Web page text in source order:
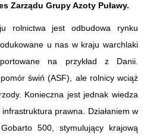
Zarządu Grupy Azoty Puławy.
rolnictwa jest odbudowa rynku
u nas w kraju warchlaki
na przykład z Danii.
świń (ASF), ale rolnicy wciąż
Konieczna jest jednak wiedza
prawna. Działaniem w
500, stymulujący krajową